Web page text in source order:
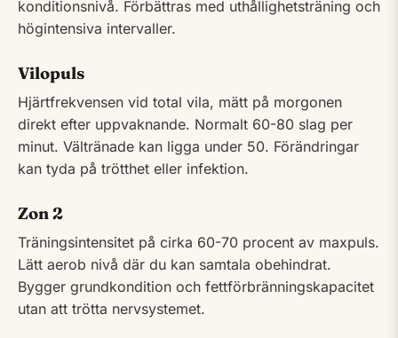
konditionsnivå. Förbättras med uthållighetsträning och
högintensiva intervaller.
Vilopuls
Hjärtfrekvensen vid total vila, mätt på morgonen
direkt efter uppvaknande. Normalt 60-80 slag per
minut. Vältränade kan ligga under 50. Förändringar
kan tyda på trötthet eller infektion.
Zon 2
Träningsintensitet på cirka 60-70 procent av maxpuls.
Lätt aerob nivå där du kan samtala obehindrat.
Bygger grundkondition och fettförbränningskapacitet
utan att trötta nervsystemet.